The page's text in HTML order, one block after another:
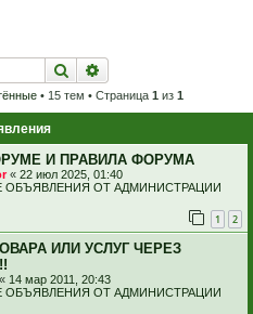
Поиск
• 15 тем • Страница 1 из 1
И ПРАВИЛА ФОРУМА
« 22 июл 2025, 01:40
ОБЪЯВЛЕНИЯ ОТ АДМИНИСТРАЦИИ
1 2
ИЛИ УСЛУГ ЧЕРЕЗ
« 14 мар 2011, 20:43
ОБЪЯВЛЕНИЯ ОТ АДМИНИСТРАЦИИ